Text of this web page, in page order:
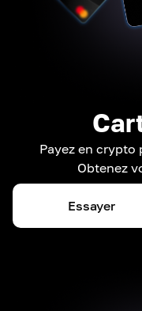
Payez en
Obtenez
Essayer